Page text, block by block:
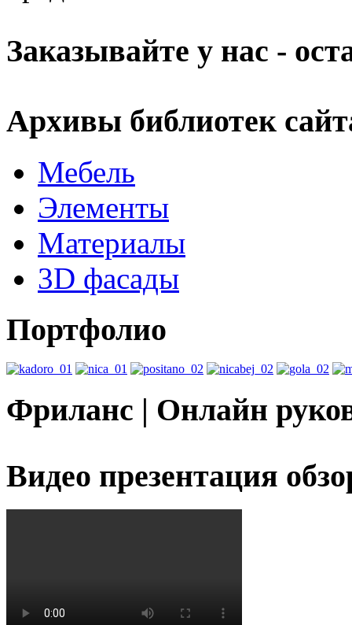
Заказывайте у нас -
Архивы библиотек
Мебель
Элементы
Материалы
3D фасады
Портфолио
Фриланс | Онлайн
Видео презентация